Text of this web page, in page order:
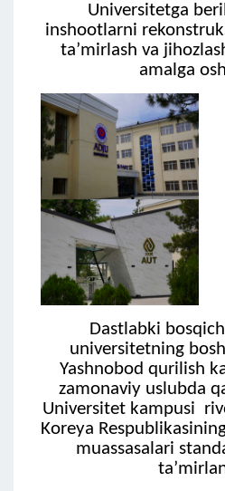
Universitetga
inshootlarni
taʼmirlash va
amalga
Dastlabki
universitetning
Yashnobod qurilish
zamonaviy uslubda
Universitet kampusi
Koreya
muassasalari